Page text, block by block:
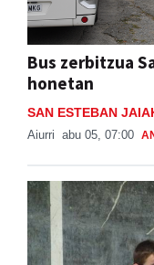
Bus zerbitzua
honetan
SAN ESTEBAN
Aiurri abu 05, 07:00